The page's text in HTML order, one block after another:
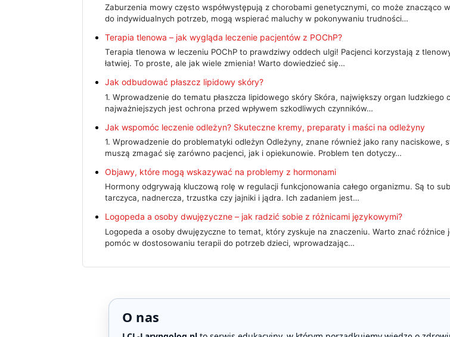
Zaburzenia mowy często współwystępują z chorobami genetycznymi, co może znacząco
do indywidualnych potrzeb, mogą wspierać maluchy w pokonywaniu trudności…
Terapia tlenowa – jak wygląda leczenie pacjentów z POChP?
Terapia tlenowa w leczeniu POChP to prawdziwy oddech ulgi! Pacjenci korzystają z
łatwiej. To proste, ale jak wiele zmienia! Warto dowiedzieć się…
Jak odbudować płaszcz lipidowy skóry?
1. Wprowadzenie do tematu płaszcza lipidowego skóry Skóra, największy organ ludzkiego
najważniejszych jest ochrona przed wpływem szkodliwych czynników…
Jak wspomóc leczenie odleżyn? Skuteczne kremy, preparaty i maści na odleżyny
1. Wprowadzenie do problematyki odleżyn Odleżyny, znane również jako rany
muszą zmagać się zarówno pacjenci, jak i opiekunowie. Problem ten dotyczy…
Objawy, które mogą wskazywać na problemy z hormonami
Hormony odgrywają kluczową rolę w regulacji funkcjonowania całego organizmu. Są to
tarczyca, nadnercza, trzustka czy jajniki i jądra. Ich zadaniem jest…
Logopeda a osoby dwujęzyczne – jak radzić sobie z różnicami językowymi?
Logopeda a osoby dwujęzyczne to temat, który zyskuje na znaczeniu. Warto znać
pomóc w dostosowaniu terapii do potrzeb dzieci, wprowadzając…
O nas